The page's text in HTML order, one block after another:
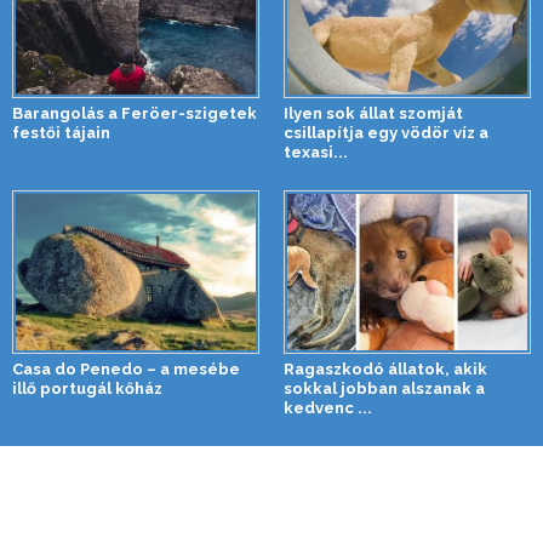
Barangolás a Feröer-szigetek
festői tájain
Ilyen sok állat szomját
csillapítja egy vödör víz a
texasi...
Casa do Penedo – a mesébe
illő portugál kőház
Ragaszkodó állatok, akik
sokkal jobban alszanak a
kedvenc ...